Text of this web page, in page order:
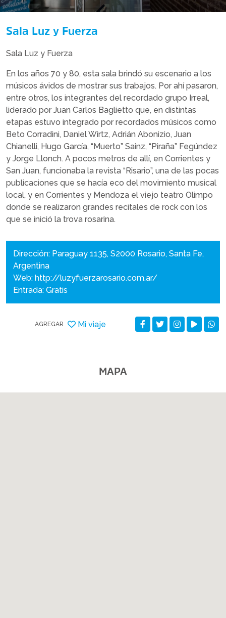
Sala Luz y Fuerza
Sala Luz y Fuerza
En los años 70 y 80, esta sala brindó su escenario a los
músicos ávidos de mostrar sus trabajos. Por ahí pasaron,
entre otros, los integrantes del recordado grupo Irreal,
liderado por Juan Carlos Baglietto que, en distintas
etapas estuvo integrado por recordados músicos como
Beto Corradini, Daniel Wirtz, Adrián Abonizio, Juan
Chianelli, Hugo García, “Muerto” Sainz, “Piraña” Fegúndez
y Jorge Llonch. A pocos metros de allí, en Corrientes y
San Juan, funcionaba la revista “Risario”, una de las pocas
publicaciones que se hacía eco del movimiento musical
local, y en Corrientes y Mendoza el viejo teatro Olimpo
donde se realizaron grandes recitales de rock con los
que se inició la trova rosarina.
Dirección: Paraguay 1135, S2000 Rosario, Santa Fe,
Argentina
Web: http://luzyfuerzarosario.com.ar/
Entrada: Gratis
AGREGAR Mi viaje
MAPA